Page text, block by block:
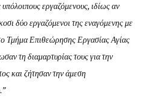
εργαζόμενους, ιδίως αν
δύο εργαζόμενοι της εναγόμενης με
Τμήμα Επιθεώρησης Εργασίας Αγίας
τη διαμαρτυρίας τους για την
και ζήτησαν την άμεση